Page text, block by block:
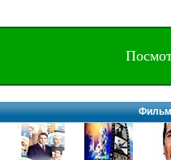
Фильм